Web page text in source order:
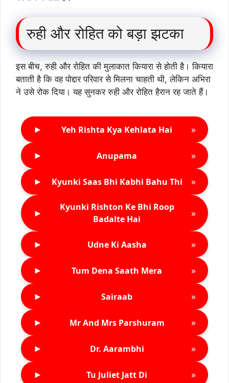
रुही और रोहित को बड़ा झटका
इस बीच, रुही और रोहित की मुलाकात कियारा से होती है। कियारा
बताती है कि वह पोद्दार परिवार से मिलना चाहती थी, लेकिन अभिरा
ने उसे रोक दिया। यह सुनकर रुही और रोहित हैरान रह जाते हैं।
► Yeh Rishta Kya Kehlata Hai »
► Anupama »
► Kyunki Saas Bhi Kabhi Bahu Thi »
►
Kyunki Rishton Ke Bhi Roop
Badalte Hai
»
► Udne Ki Aasha »
► Tum Dena Saath Mera »
► Sairaab »
► Mr And Mrs Parshuram »
► Dr. Aarambhi »
► Tu Juliet Jatt Di »